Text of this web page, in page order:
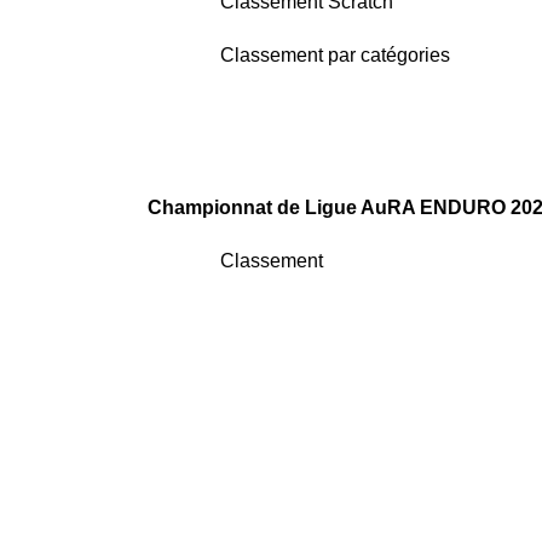
Classement par catégories
Championnat de Ligue AuRA ENDURO
Classement